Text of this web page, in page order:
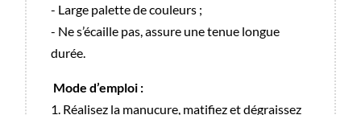
- Large palette de couleurs ;
- Ne s’écaille pas, assure une tenue longue
durée.
Mode d’emploi :
1. Réalisez la manucure, matifiez et dégraissez